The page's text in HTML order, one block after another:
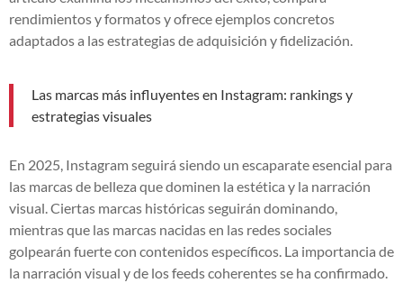
rendimientos y formatos y ofrece ejemplos concretos
adaptados a las estrategias de adquisición y fidelización.
Las marcas más influyentes en Instagram: rankings y
estrategias visuales
En 2025, Instagram seguirá siendo un escaparate esencial para
las marcas de belleza que dominen la estética y la narración
visual. Ciertas marcas históricas seguirán dominando,
mientras que las marcas nacidas en las redes sociales
golpearán fuerte con contenidos específicos. La importancia de
la narración visual y de los feeds coherentes se ha confirmado.